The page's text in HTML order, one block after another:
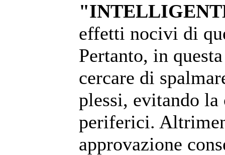
effetti nocivi di
Pertanto, in
cercare di
plessi, evitando
periferici.
approvazione